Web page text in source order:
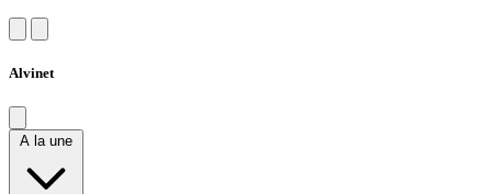
Alvinet
A la une